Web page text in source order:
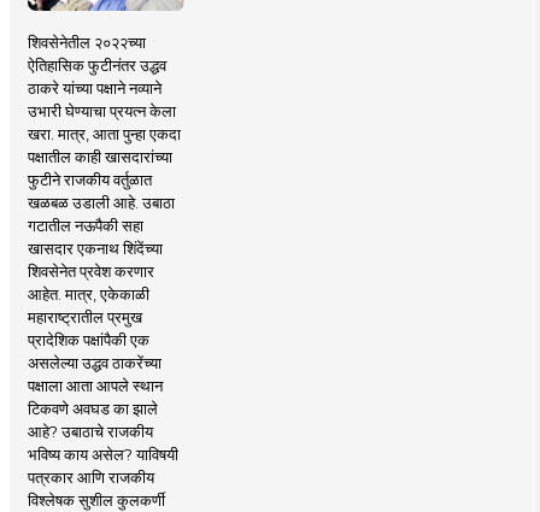
शिवसेनेतील २०२२च्या
ऐतिहासिक फुटीनंतर उद्धव
ठाकरे यांच्या पक्षाने नव्याने
उभारी घेण्याचा प्रयत्न केला
खरा. मात्र, आता पुन्हा एकदा
पक्षातील काही खासदारांच्या
फुटीने राजकीय वर्तुळात
खळबळ उडाली आहे. उबाठा
गटातील नऊपैकी सहा
खासदार एकनाथ शिंदेंच्या
शिवसेनेत प्रवेश करणार
आहेत. मात्र, एकेकाळी
महाराष्ट्रातील प्रमुख
प्रादेशिक पक्षांपैकी एक
असलेल्या उद्धव ठाकरेंच्या
पक्षाला आता आपले स्थान
टिकवणे अवघड का झाले
आहे? उबाठाचे राजकीय
भविष्य काय असेल? याविषयी
पत्रकार आणि राजकीय
विश्लेषक सुशील कुलकर्णी